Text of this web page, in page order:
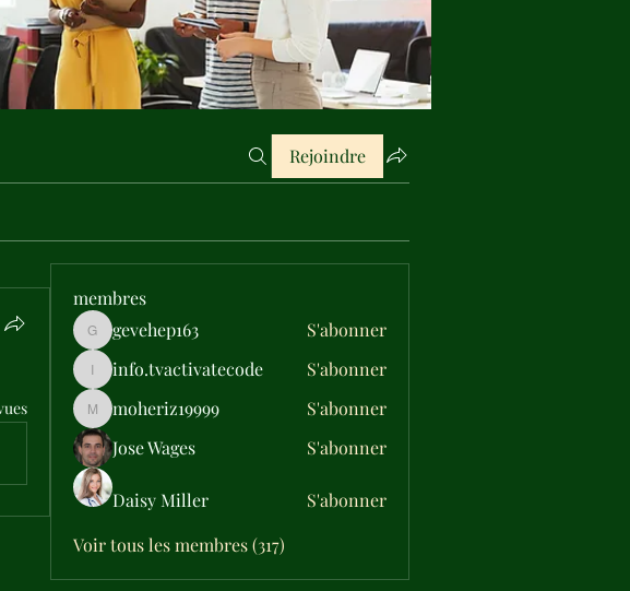
Rejoindre
membres
gevehep163
gevehep163 S'abonner
info.tvactivatecode
info.tvactivatecode S'abonner
moheriz19999
moheriz19999
S'abonner
Jose Wages
S'abonner
Daisy Miller
S'abonner
Voir tous les membres (317)